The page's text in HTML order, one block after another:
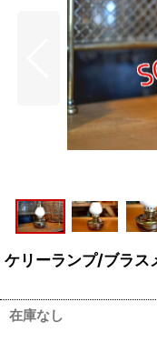
ケリーランプ/ブラス
在庫なし